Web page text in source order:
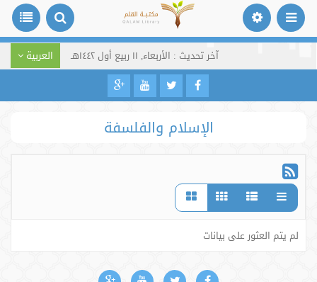
آخر تحديث : الأربعاء, ١١ ربيع أول ١٤٤٢هـ العربية
الإسلام والفلسفة
لم يتم العثور على بيانات